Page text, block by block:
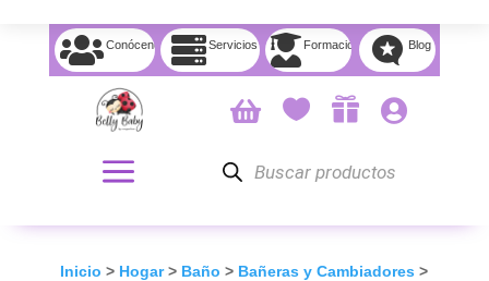
Conócenos Servicios  Formación  Blog
   
productos
Inicio > Hogar> Baño > Bañeras y Cambiadores >